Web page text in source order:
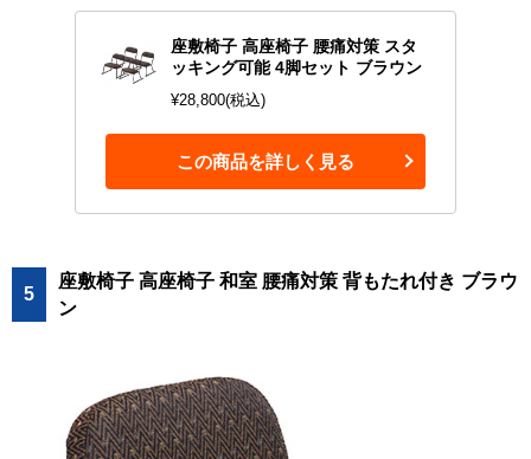
座敷椅子 高座椅子 腰痛対策 スタ
ッキング可能 4脚セット ブラウン
¥28,800(税込)
この商品を詳しく見る
5
座敷椅子 高座椅子 和室 腰痛対策 背もたれ付き ブラウ
ン